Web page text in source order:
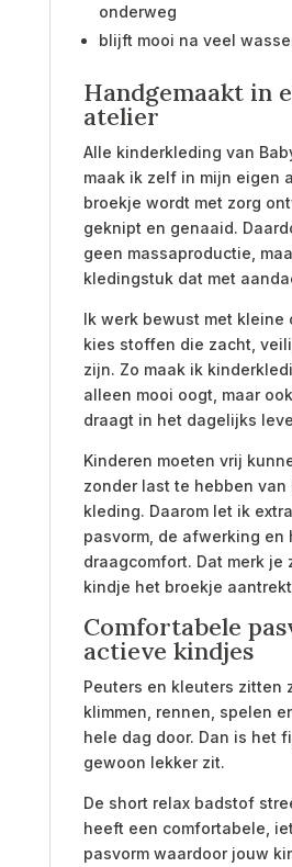
onderweg
blijft mooi na veel
Handgemaakt in
atelier
Alle kinderkleding van
maak ik zelf in mijn eigen
broekje wordt met zorg
geknipt en genaaid.
geen massaproductie,
kledingstuk dat met
Ik werk bewust met kleine
kies stoffen die zacht,
zijn. Zo maak ik
alleen mooi oogt, maar
draagt in het dagelijks
Kinderen moeten vrij
zonder last te hebben van
kleding. Daarom let ik
pasvorm, de afwerking en
draagcomfort. Dat merk je
kindje het broekje
Comfortabele
actieve kindjes
Peuters en kleuters zitten
klimmen, rennen, spelen
hele dag door. Dan is het
gewoon lekker zit.
De short relax badstof
heeft een comfortabele,
pasvorm waardoor jouw